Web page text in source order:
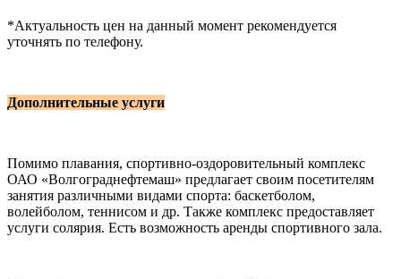
*Актуальность цен на данный момент рекомендуется
уточнять по телефону.
Дополнительные услуги
Помимо плавания, спортивно-оздоровительный комплекс
ОАО «Волгограднефтемаш» предлагает своим посетителям
занятия различными видами спорта: баскетболом,
волейболом, теннисом и др. Также комплекс предоставляет
услуги солярия. Есть возможность аренды спортивного зала.